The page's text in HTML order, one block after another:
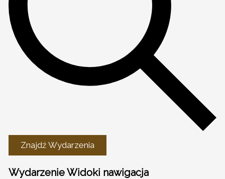
Znajdź Wydarzenia
Wydarzenie Widoki nawigacja